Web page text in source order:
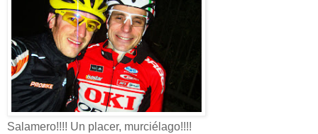
Salamero!!!! Un placer, murciélago!!!!